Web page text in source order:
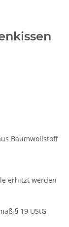
Baumwollstoff
erhitzt werden
§ 19 UStG